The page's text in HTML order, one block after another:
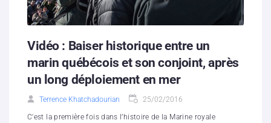
Vidéo : Baiser historique entre un
marin québécois et son conjoint, après
un long déploiement en mer
Terrence Khatchadourian 25/02/2016
C'est la première fois dans l’histoire de la Marine royale